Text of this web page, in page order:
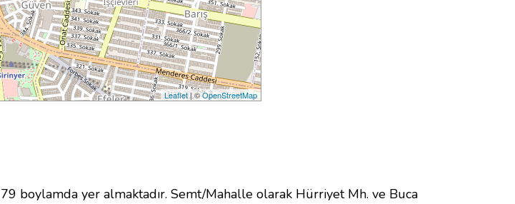
Leaflet| ©OpenStreetMap
boylamda yer almaktadır. Semt/Mahalle olarak Hürriyet Mh. ve Buca